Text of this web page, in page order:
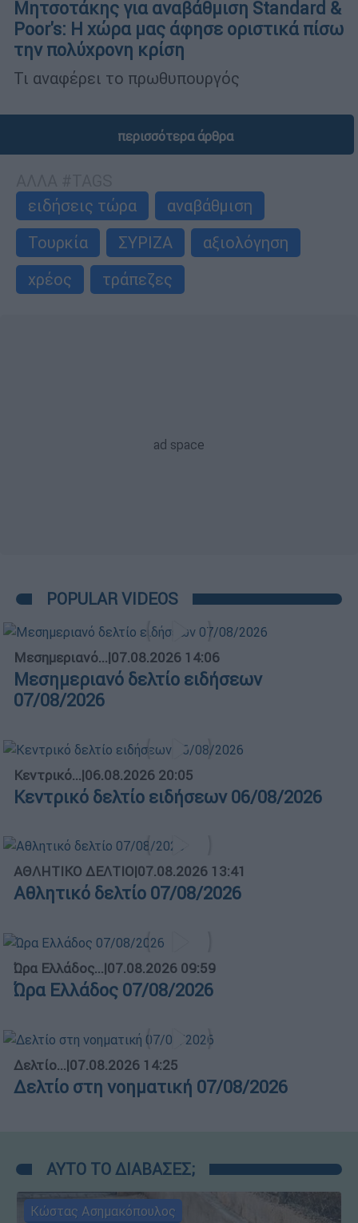
Μητσοτάκης για αναβάθμιση Standard &
Poor's: Η χώρα μας άφησε οριστικά πίσω
την πολύχρονη κρίση
Τι αναφέρει το πρωθυπουργός
περισσότερα άρθρα
ειδήσεις τώρα
αναβάθμιση
Τουρκία
ΣΥΡΙΖΑ
αξιολόγηση
χρέος
τράπεζες
POPULAR VIDEOS
Μεσημεριανό...|07.08.2026 14:06
Μεσημεριανό δελτίο ειδήσεων
07/08/2026
Κεντρικό...|06.08.2026 20:05
Κεντρικό δελτίο ειδήσεων 06/08/2026
ΑΘΛΗΤΙΚΟ ΔΕΛΤΙΟ|07.08.2026 13:41
Αθλητικό δελτίο 07/08/2026
Ώρα Ελλάδος...|07.08.2026 09:59
Ώρα Ελλάδος 07/08/2026
Δελτίο...|07.08.2026 14:25
Δελτίο στη νοηματική 07/08/2026
ΑΥΤΟ ΤΟ ΔΙΑΒΑΣΕΣ;
Κώστας Ασημακόπουλος